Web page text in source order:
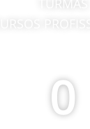
0